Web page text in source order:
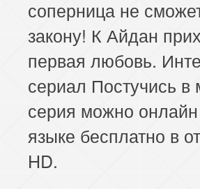
соперница не
закону! К Айдан
первая любовь.
сериал Постучись
серия можно
языке бесплатно в
HD.